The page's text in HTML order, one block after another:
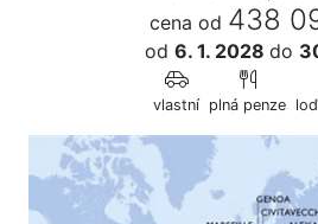
cena od 438
od 6. 1. 2028 do
vlastní plná penze